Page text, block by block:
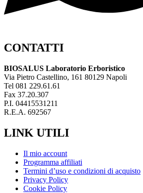
CONTATTI
BIOSALUS Laboratorio Erboristico
Via Pietro Castellino, 161 80129 Napoli
Tel 081 229.61.61
Fax 37.20.307
P.I. 04415531211
R.E.A. 692567
LINK UTILI
Il mio account
Programma affiliati
Termini d’uso e condizioni di acquisto
Privacy Policy
Cookie Policy